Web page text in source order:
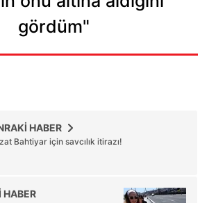
gördüm"
HABER
Bahtiyar için savcılık itirazı!
HABER